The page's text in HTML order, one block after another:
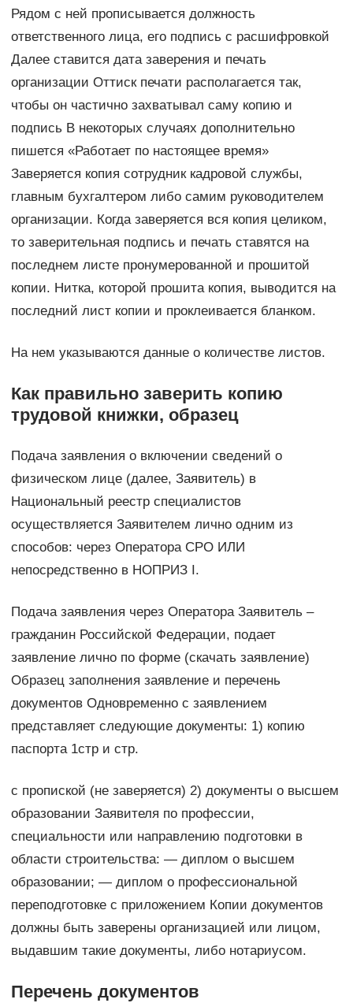
Рядом с ней прописывается должность
ответственного лица, его подпись с расшифровкой
Далее ставится дата заверения и печать
организации Оттиск печати располагается так,
чтобы он частично захватывал саму копию и
подпись В некоторых случаях дополнительно
пишется «Работает по настоящее время»
Заверяется копия сотрудник кадровой службы,
главным бухгалтером либо самим руководителем
организации. Когда заверяется вся копия целиком,
то заверительная подпись и печать ставятся на
последнем листе пронумерованной и прошитой
копии. Нитка, которой прошита копия, выводится на
последний лист копии и проклеивается бланком.
На нем указываются данные о количестве листов.
Как правильно заверить копию
трудовой книжки, образец
Подача заявления о включении сведений о
физическом лице (далее, Заявитель) в
Национальный реестр специалистов
осуществляется Заявителем лично одним из
способов: через Оператора СРО ИЛИ
непосредственно в НОПРИЗ I.
Подача заявления через Оператора Заявитель –
гражданин Российской Федерации, подает
заявление лично по форме (скачать заявление)
Образец заполнения заявление и перечень
документов Одновременно с заявлением
представляет следующие документы: 1) копию
паспорта 1стр и стр.
с пропиской (не заверяется) 2) документы о высшем
образовании Заявителя по профессии,
специальности или направлению подготовки в
области строительства: — диплом о высшем
образовании; — диплом о профессиональной
переподготовке с приложением Копии документов
должны быть заверены организацией или лицом,
выдавшим такие документы, либо нотариусом.
Перечень документов